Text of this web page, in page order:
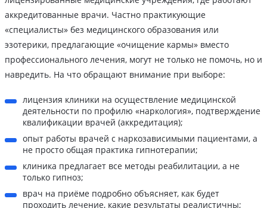
аккредитованные врачи. Частно практикующие
«специалисты» без медицинского образования или
эзотерики, предлагающие «очищение кармы» вместо
профессионального лечения, могут не только не помочь, но и
навредить. На что обращают внимание при выборе:
лицензия клиники на осуществление медицинской
деятельности по профилю «наркология», подтверждение
квалификации врачей (аккредитация);
опыт работы врачей с наркозависимыми пациентами, а
не просто общая практика гипнотерапии;
клиника предлагает все методы реабилитации, а не
только гипноз;
врач на приёме подробно объясняет, как будет
проходить лечение, какие результаты реалистичны;